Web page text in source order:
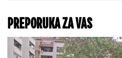
"Specijalan pozdrav za
celo F odeljenje u Lazi" Vuk
izjavom!